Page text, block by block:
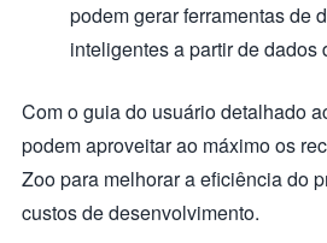
podem gerar ferramentas de
inteligentes a partir de dados
Com o guia do usuário detalhado
podem aproveitar ao máximo os
Zoo para melhorar a eficiência do
custos de desenvolvimento.